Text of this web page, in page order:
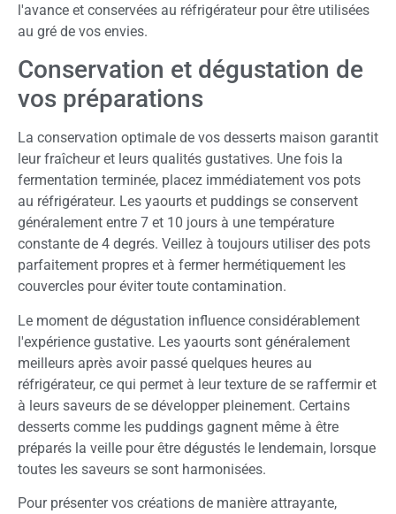
l'avance et conservées au réfrigérateur pour être utilisées
au gré de vos envies.
Conservation et dégustation de
vos préparations
La conservation optimale de vos desserts maison garantit
leur fraîcheur et leurs qualités gustatives. Une fois la
fermentation terminée, placez immédiatement vos pots
au réfrigérateur. Les yaourts et puddings se conservent
généralement entre 7 et 10 jours à une température
constante de 4 degrés. Veillez à toujours utiliser des pots
parfaitement propres et à fermer hermétiquement les
couvercles pour éviter toute contamination.
Le moment de dégustation influence considérablement
l'expérience gustative. Les yaourts sont généralement
meilleurs après avoir passé quelques heures au
réfrigérateur, ce qui permet à leur texture de se raffermir et
à leurs saveurs de se développer pleinement. Certains
desserts comme les puddings gagnent même à être
préparés la veille pour être dégustés le lendemain, lorsque
toutes les saveurs se sont harmonisées.
Pour présenter vos créations de manière attrayante,